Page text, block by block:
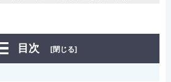
目次 [閉じる]